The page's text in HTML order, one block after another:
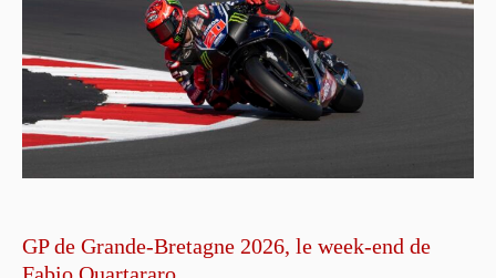
GP de Grande-Bretagne 2026, le week-end de